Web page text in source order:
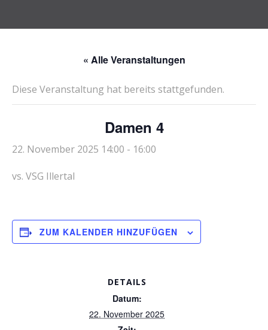
« Alle Veranstaltungen
Diese Veranstaltung hat bereits stattgefunden.
Damen 4
22. November 2025 14:00 - 16:00
vs. VSG Illertal
ZUM KALENDER HINZUFÜGEN
DETAILS
Datum:
22. November 2025